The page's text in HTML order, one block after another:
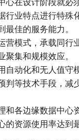
行业特点进行特殊
最佳的服务能力。
营模式，承载同行
聚集和规模效应。
自动化和无人值守
判等技术手段，减
和各边缘数据中心
的资源使用率达到